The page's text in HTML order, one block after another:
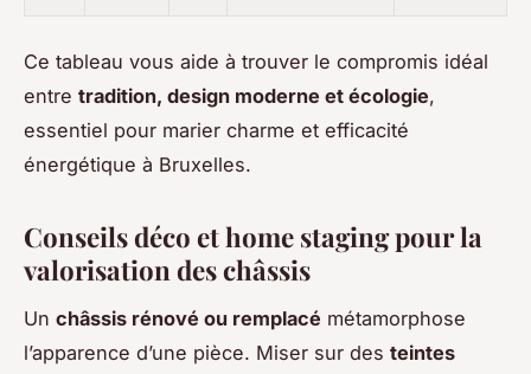
Ce tableau vous aide à trouver le compromis idéal
entre tradition, design moderne et écologie,
essentiel pour marier charme et efficacité
énergétique à Bruxelles.
Conseils déco et home staging pour la
valorisation des châssis
Un châssis rénové ou remplacé métamorphose
l’apparence d’une pièce. Miser sur des teintes